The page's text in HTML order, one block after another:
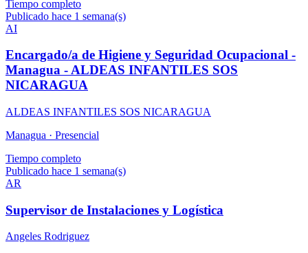
Tiempo completo
Publicado hace 1 semana(s)
AI
Encargado/a de Higiene y Seguridad Ocupacional -
Managua - ALDEAS INFANTILES SOS
NICARAGUA
ALDEAS INFANTILES SOS NICARAGUA
Managua · Presencial
Tiempo completo
Publicado hace 1 semana(s)
AR
Supervisor de Instalaciones y Logística
Angeles Rodriguez